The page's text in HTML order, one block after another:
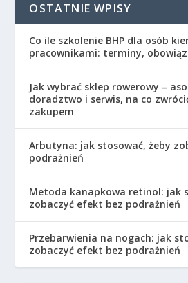
OSTATNIE WPISY
Co ile szkolenie BHP dla osób
pracownikami: terminy,
Jak wybrać sklep rowerowy –
doradztwo i serwis, na co
zakupem
Arbutyna: jak stosować, żeby
podrażnień
Metoda kanapkowa retinol: jak
zobaczyć efekt bez podrażnień
Przebarwienia na nogach: jak
zobaczyć efekt bez podrażnień